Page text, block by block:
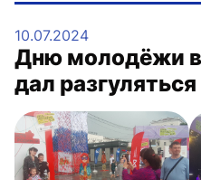
10.07.2024
Дню молодёжи в
дал